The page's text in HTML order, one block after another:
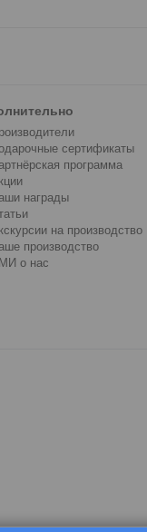
сертификаты
программа
награды
на производство
производство
о нас